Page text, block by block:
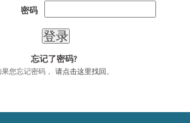
密码
忘记了密码?
果您忘记密码， 请点击这里找回 。